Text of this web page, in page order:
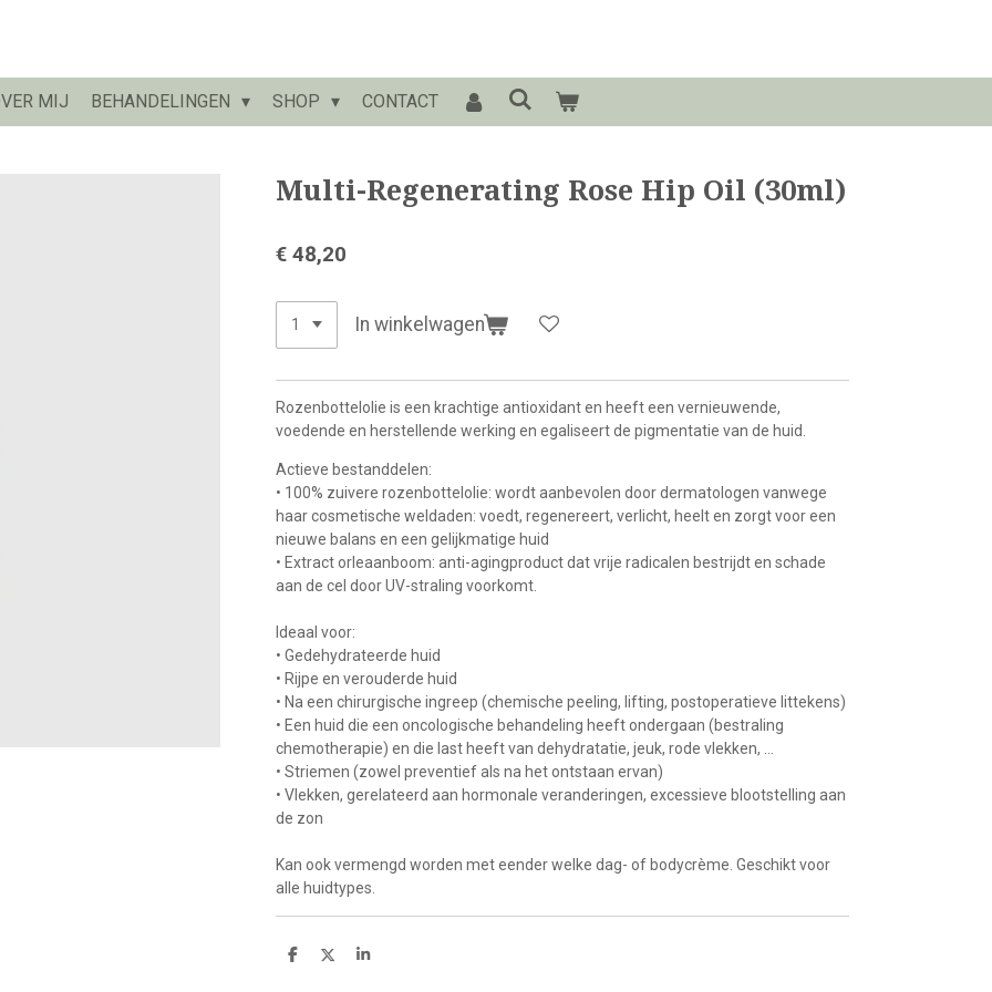
MIJ BEHANDELINGEN SHOP CONTACT
Multi-Regenerating Rose Hip Oil (30ml)
€ 48,20
In winkelwagen
Rozenbottelolie is een krachtige antioxidant en heeft een vernieuwende,
voedende en herstellende werking en egaliseert de pigmentatie van de huid.
Actieve bestanddelen:
• 100% zuivere rozenbottelolie: wordt aanbevolen door dermatologen vanwege
haar cosmetische weldaden: voedt, regenereert, verlicht, heelt en zorgt voor een
nieuwe balans en een gelijkmatige huid
• Extract orleaanboom: anti-agingproduct dat vrije radicalen bestrijdt en schade
aan de cel door UV-straling voorkomt.
Ideaal voor:
• Gedehydrateerde huid
• Rijpe en verouderde huid
• Na een chirurgische ingreep (chemische peeling, lifting, postoperatieve littekens)
• Een huid die een oncologische behandeling heeft ondergaan (bestraling
chemotherapie) en die last heeft van dehydratatie, jeuk, rode vlekken, …
• Striemen (zowel preventief als na het ontstaan ervan)
• Vlekken, gerelateerd aan hormonale veranderingen, excessieve blootstelling aan
de zon
Kan ook vermengd worden met eender welke dag- of bodycrème. Geschikt voor
alle huidtypes.
D
D
S